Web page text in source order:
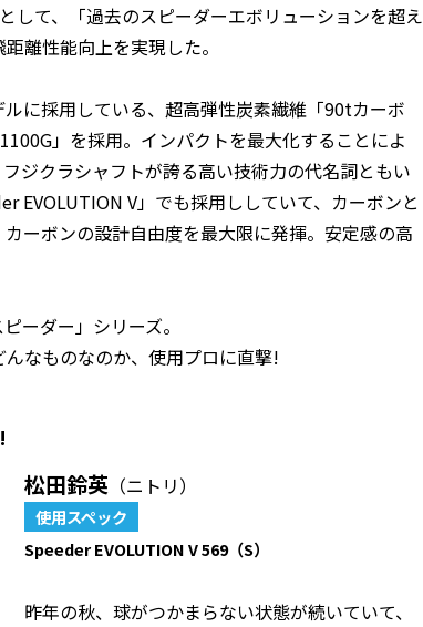
して、「過去のスピーダーエボリューションを超え
離性能向上を実現した。
ルに採用している、超高弾性炭素繊維「90tカーボ
」を採用。インパクトを最大化することによ
ジクラシャフトが誇る高い技術力の代名詞ともい
V」でも採用ししていて、カーボンと
ーボンの設計自由度を最大限に発揮。安定感の高
ーダー」シリーズ。
なものなのか、使用プロに直撃!
松田鈴英 （ニトリ）
使用スペック
Speeder EVOLUTION V 569（S）
昨年の秋、球がつかまらない状態が続いていて、